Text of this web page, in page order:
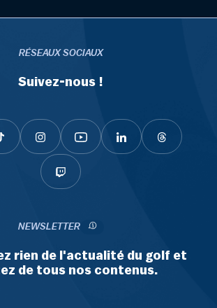
RÉSEAUX SOCIAUX
Suivez-nous !
NEWSLETTER
rien de l'actualité du golf et
de tous nos contenus.